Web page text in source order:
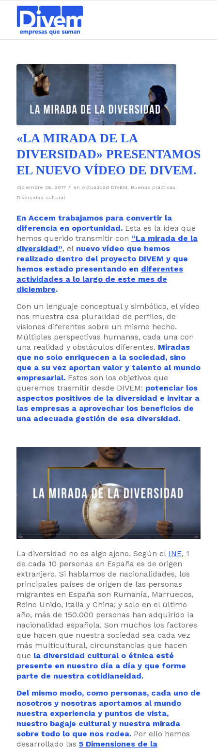
«LA MIRADA DE LA
DIVERSIDAD» PRESENTAMOS
EL NUEVO VÍDEO DE DIVEM.
diciembre 26, 2017 / en Actualidad DIVEM, Buenas prácticas,
Diversidad cultural
En Accem trabajamos para convertir la
diferencia en oportunidad.Esta es la idea que
hemos querido transmitir con “La mirada de la
diversidad”, el nuevo vídeo que hemos
realizado dentro del proyecto DIVEM y que
hemos estado presentando en diferentes
actividades a lo largo de este mes de
diciembre.
Con un lenguaje conceptual y simbólico, el vídeo
nos muestra esa pluralidad de perfiles, de
visiones diferentes sobre un mismo hecho.
Múltiples perspectivas humanas, cada una con
una realidad y obstáculos diferentes. Miradas
que no solo enriquecen a la sociedad, sino
que a su vez aportan valor y talento al mundo
empresarial.Estos son los objetivos que
queremos trasmitir desde DIVEM: potenciar los
aspectos positivos de la diversidad e invitar a
las empresas a aprovechar los beneficios de
una adecuada gestión de esa diversidad.
La diversidad no es algo ajeno. Según el INE, 1
de cada 10 personas en España es de origen
extranjero. Si hablamos de nacionalidades, los
principales países de origen de las personas
migrantes en España son Rumanía, Marruecos,
Reino Unido, Italia y China; y solo en el último
año, más de 150.000 personas han adquirido la
nacionalidad española. Son muchos los factores
que hacen que nuestra sociedad sea cada vez
más multicultural, circunstancias que hacen
que la diversidad cultural o étnica esté
presente en nuestro día a día y que forme
parte de nuestra cotidianeidad.
Del mismo modo, como personas, cada uno de
nosotros y nosotras aportamos al mundo
nuestra experiencia y puntos de vista,
nuestro bagaje cultural y nuestra mirada
sobre todo lo que nos rodea.Por ello hemos
desarrollado las 5 Dimensiones de la